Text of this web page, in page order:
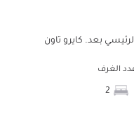
بعد. كايرو تاون
الغرف